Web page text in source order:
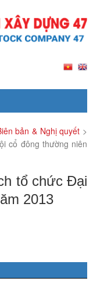
bản & Nghị quyết >
cổ đông thường niên
tổ chức Đại
2013